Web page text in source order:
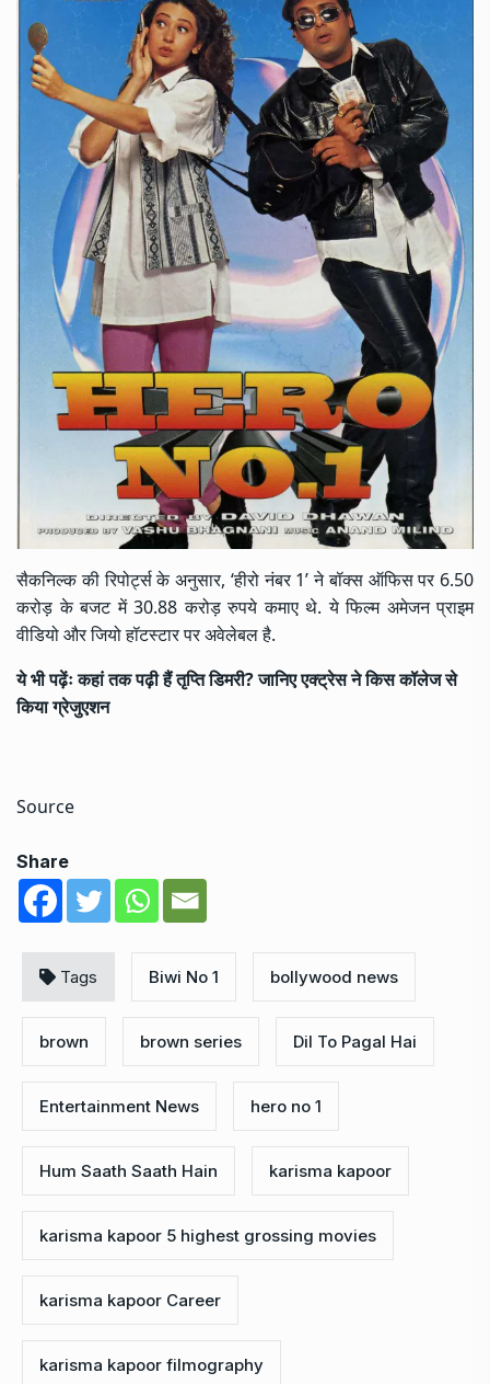
सैकनिल्क की रिपोर्ट्स के अनुसार, ‘हीरो नंबर 1’ ने बॉक्स ऑफिस पर 6.50
करोड़ के बजट में 30.88 करोड़ रुपये कमाए थे. ये फिल्म अमेजन प्राइम
वीडियो और जियो हॉटस्टार पर अवेलेबल है.
ये भी पढ़ेंःकहां तक पढ़ी हैं तृप्ति डिमरी? जानिए एक्ट्रेस ने किस कॉलेज से
किया ग्रेजुएशन
Source
Share
Tags Biwi No 1 bollywood news
brown brown series Dil To Pagal Hai
Entertainment News hero no 1
Hum Saath Saath Hain karisma kapoor
karisma kapoor 5 highest grossing movies
karisma kapoor Career
karisma kapoor filmography